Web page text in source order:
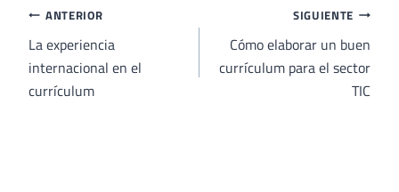
Navegación
de
entradas
ANTERIOR
La experiencia
internacional en el
currículum
SIGUIENTE
Cómo elaborar un buen
currículum para el sector
TIC